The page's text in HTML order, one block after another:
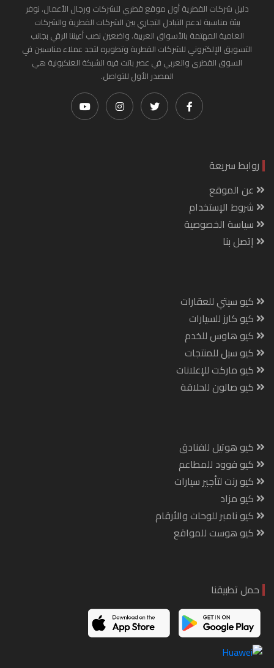
دليل شركات القطرية أول موقع قطري للشركات ورجال الأعمال. نوفر
بيئة مناسبة لدعم التبادل التجاري بين الشركات القطرية والشركات
العامية المهتمة بالأسواق العربية. واضعين نصب أعيننا الرقي بجانب
التسويق الإلكتروني للشركات القطرية وتطويره لتجد عملاء مناسبين في
السوق القطري والعربي في عصر باتت فيه الشبكة العنكبونية هي
المصدر الأول للتواصل.
روابط سريعة
عن الموقع
شروط الإستخدام
سياسة الخصوصية
إتصل بنا
كيو سيتي للعقارات
كيو كارز للسيارات
كيو هاوس للخدم
كيو سيل للمنتجات
كيو ماركت للإعلانات
كيو صالون للحلاقة
كيو هوتيل للفنادق
كيو فوود للمطاعم
كيو رنت لتأجير سيارات
كيو مزاد
كيو نامبر للوحات والأرقام
كيو هوست للمواقع
حمل تطبيقنا